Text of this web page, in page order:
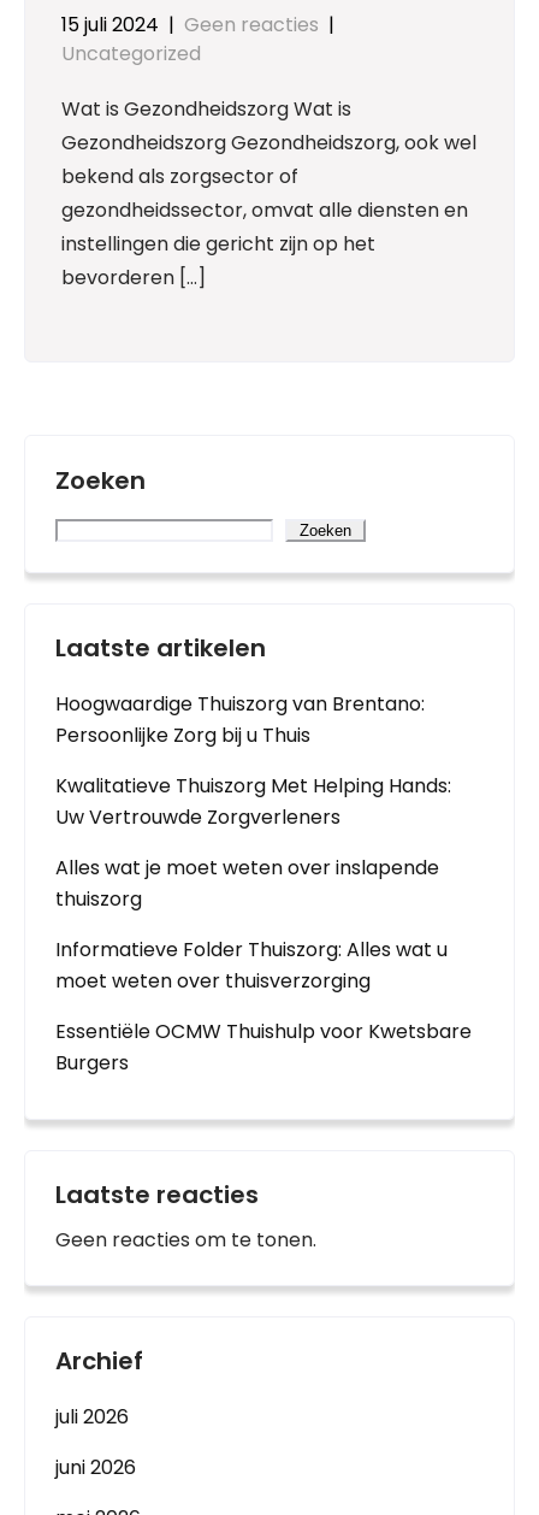
15 juli 2024 | Geen reacties |
Uncategorized
Wat is Gezondheidszorg Wat is
Gezondheidszorg Gezondheidszorg, ook wel
bekend als zorgsector of
gezondheidssector, omvat alle diensten en
instellingen die gericht zijn op het
bevorderen […]
Zoeken
Zoeken
Laatste artikelen
Hoogwaardige Thuiszorg van Brentano:
Persoonlijke Zorg bij u Thuis
Kwalitatieve Thuiszorg Met Helping Hands:
Uw Vertrouwde Zorgverleners
Alles wat je moet weten over inslapende
thuiszorg
Informatieve Folder Thuiszorg: Alles wat u
moet weten over thuisverzorging
Essentiële OCMW Thuishulp voor Kwetsbare
Burgers
Laatste reacties
Geen reacties om te tonen.
Archief
juli 2026
juni 2026